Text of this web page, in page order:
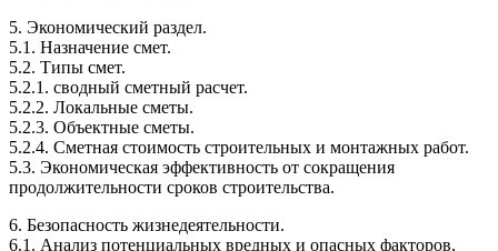
5. Экономический раздел.
5.1. Назначение смет.
5.2. Типы смет.
5.2.1. сводный сметный расчет.
5.2.2. Локальные сметы.
5.2.3. Объектные сметы.
5.2.4. Сметная стоимость строительных и монтажных работ.
5.3. Экономическая эффективность от сокращения
продолжительности сроков строительства.
6. Безопасность жизнедеятельности.
6.1. Анализ потенциальных вредных и опасных факторов,